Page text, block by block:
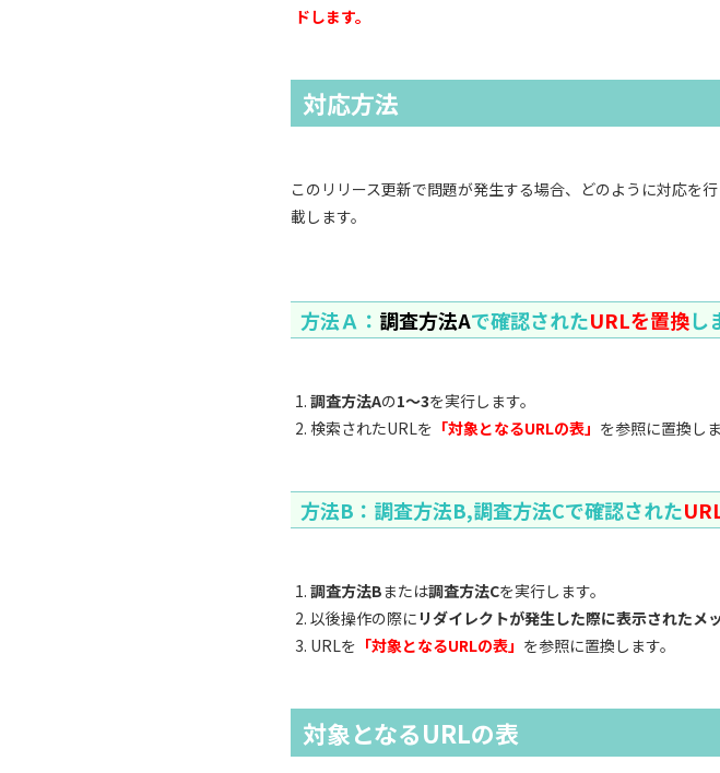
ドします。
対応方法
このリリース更新で問題が発生する場合、どのように対応を
載します。
方法Ａ： 調査方法Aで確認されたURLを置換し
調査方法Aの1～3を実行します。
検索されたURLを 「対象となるURLの表」 を参照に置換しま
方法B： 調査方法B,調査方法Cで確認された
調査方法Bまたは調査方法Cを実行します。
以後操作の際に リダイレクトが発生した際に表示されたメ
URLを 「対象となるURLの表」 を参照に置換します。
対象となるURLの表